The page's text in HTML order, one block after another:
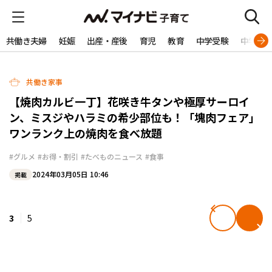
共働き夫婦 妊娠 出産・産後 育児 教育 中学受験 中学生
共働き家事
【焼肉カルビ一丁】花咲き牛タンや極厚サーロイ
ン、ミスジやハラミの希少部位も！「塊肉フェア」
ワンランク上の焼肉を食べ放題
#グルメ #お得・割引 #たべものニュース #食事
掲載 2024年03月05日 10:46
3 5